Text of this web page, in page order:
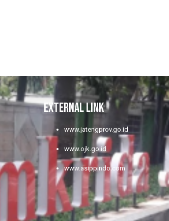
EXTERNAL LINK
www.jatengprov.go.id
www.ojk.go.id
www.asippindo.com